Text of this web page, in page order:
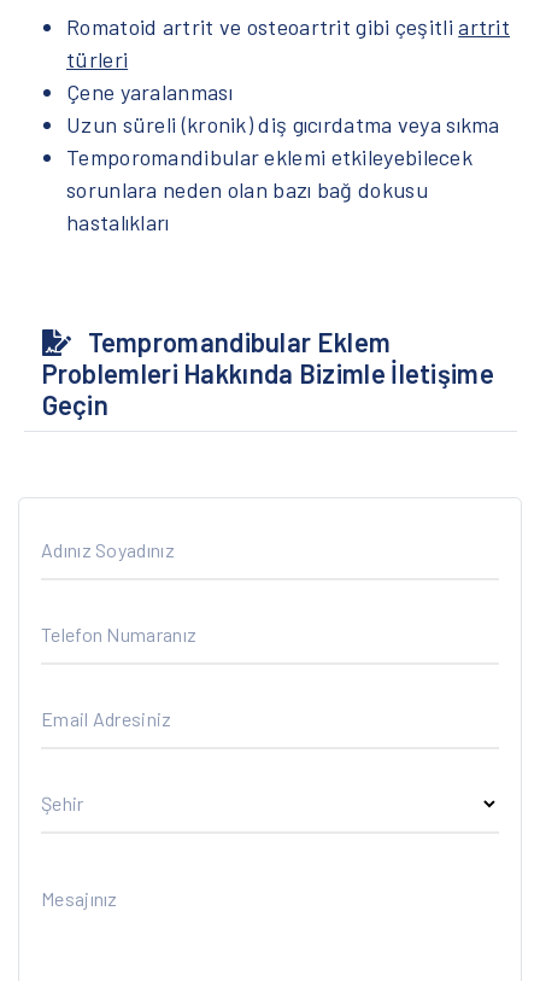
Romatoid artrit ve osteoartrit gibi çeşitliartrit
türleri
Çene yaralanması
Uzun süreli (kronik) diş gıcırdatma veya sıkma
Temporomandibular eklemi etkileyebilecek
sorunlara neden olan bazı bağ dokusu
hastalıkları
Tempromandibular Eklem
Problemleri Hakkında Bizimle İletişime
Geçin
Adınız Soyadınız
Telefon Numaranız
Email Adresiniz
Şehir
Mesajınız